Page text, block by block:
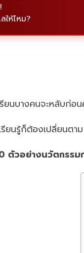
ให้ไหม?
นบางคนจะหลับก่อ
รียนรู้ก็ต้องเปลี่ยนตา
ตัวอย่างนวัตกรรม